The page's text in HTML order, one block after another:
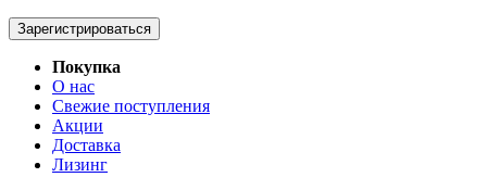
Зарегистрироваться
Покупка
О нас
Свежие поступления
Акции
Доставка
Лизинг